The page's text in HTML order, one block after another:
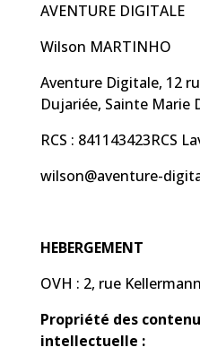
AVENTURE DIGITALE
Wilson MARTINHO
Aventure Digitale, 12
Dujariée, Sainte Marie
RCS : 841143423RCS
wilson@aventure-
HEBERGEMENT
OVH : 2, rue
Propriété des
intellectuelle :